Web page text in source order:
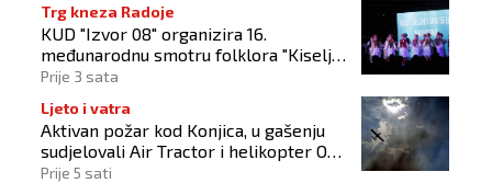
Trg kneza Radoje
KUD "Izvor 08" organizira 16.
međunarodnu smotru folklora "Kiseljak
2026"
Prije 3 sata
Ljeto i vatra
Aktivan požar kod Konjica, u gašenju
sudjelovali Air Tractor i helikopter OS-
a BiH
Prije 5 sati